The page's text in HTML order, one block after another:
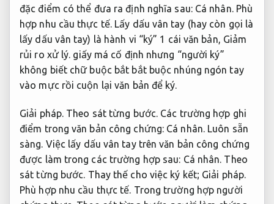
đặc điểm có thể đưa ra định nghĩa sau: Cá nhân. Phù
hợp nhu cầu thực tế. Lấy dấu vân tay (hay còn gọi là
lấy dấu vân tay) là hành vi “ký” 1 cái văn bản, Giảm
rủi ro xử lý. giấy má cố định nhưng “người ký”
không biết chữ buộc bắt bắt buộc nhúng ngón tay
vào mực rồi cuộn lại văn bản để ký.
Giải pháp. Theo sát từng bước. Các trường hợp ghi
điểm trong văn bản công chứng: Cá nhân. Luôn sẵn
sàng. Việc lấy dấu vân tay trên văn bản công chứng
được làm trong các trường hợp sau: Cá nhân. Theo
sát từng bước. Thay thế cho việc ký kết; Giải pháp.
Phù hợp nhu cầu thực tế. Trong trường hợp người